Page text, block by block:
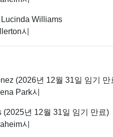
Williams
시
(2026년 12월 31일 임기 만
Park시
(2025년 12월 31일 임기 만료)
시